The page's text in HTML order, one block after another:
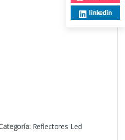
Reflectores Led
linkedin